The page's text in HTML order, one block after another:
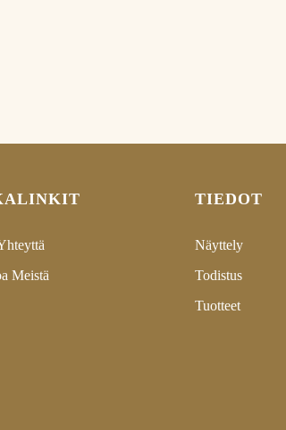
Meistä
TIEDOT
Näyttely
Todistus
Tuotteet